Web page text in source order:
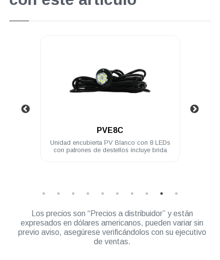
PVL4A
Modulo PV ASSAULT 4 LED 3W difusor
180° ámbar
Los precios son “Precios a distribuidor” y están
expresados en dólares americanos, pueden variar sin
previo aviso, asegúrese verificándolos con su ejecutivo
de ventas.